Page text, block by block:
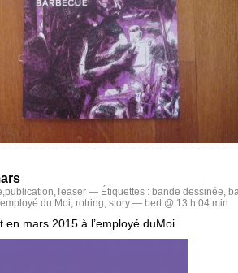
,publication,Teaser — Étiquettes : bande dessinée,
employé du Moi, rotring, story — bert @ 13 h 04 min
en mars 2015 à l’employé duMoi.